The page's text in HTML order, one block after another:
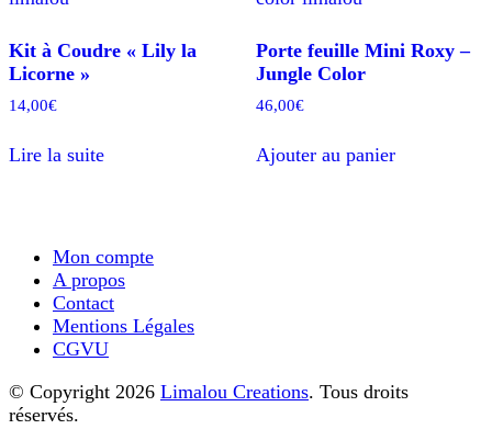
Kit à Coudre « Lily la
Licorne »
14,00€
Lire la suite
Porte feuille Mini Roxy –
Jungle Color
46,00€
Ajouter au panier
Mon compte
A propos
Contact
Mentions Légales
CGVU
© Copyright 2026 Limalou Creations. Tous droits
réservés.